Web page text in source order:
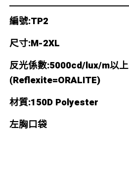
編號:TP2
尺寸:M-2XL
反光係數:5000cd/lux/m以上
(Reflexite=ORALITE)
材質:150D Polyester
左胸口袋